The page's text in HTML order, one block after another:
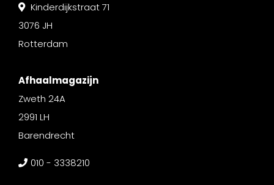
Kinderdijkstraat 71
3076 JH
Rotterdam
Afhaalmagazijn
Zweth 24A
2991 LH
Barendrecht
010 - 3338210